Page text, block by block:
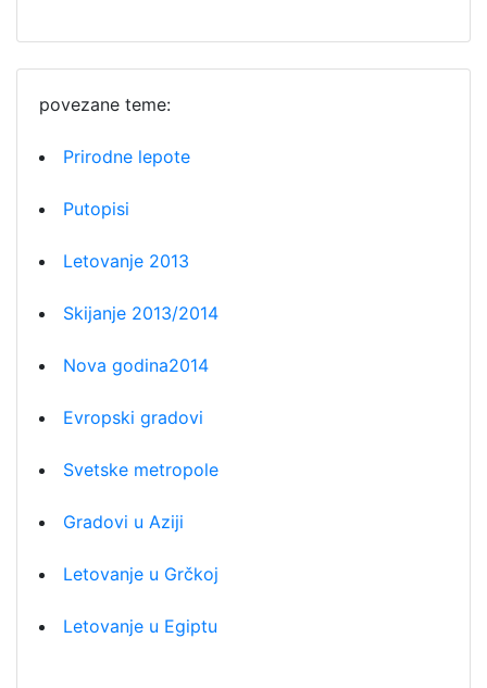
povezane teme:
Prirodne lepote
Putopisi
Letovanje 2013
Skijanje 2013/2014
Nova godina2014
Evropski gradovi
Svetske metropole
Gradovi u Aziji
Letovanje u Grčkoj
Letovanje u Egiptu